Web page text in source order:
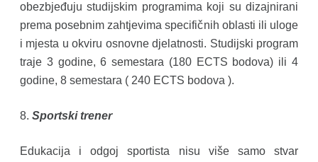
obezbjeđuju studijskim programima koji su dizajnirani
prema posebnim zahtjevima specifičnih oblasti ili uloge
i mjesta u okviru osnovne djelatnosti. Studijski program
traje 3 godine, 6 semestara (180 ECTS bodova) ili 4
godine, 8 semestara ( 240 ECTS bodova ).
8. Sportski trener
Edukacija i odgoj sportista nisu više samo stvar